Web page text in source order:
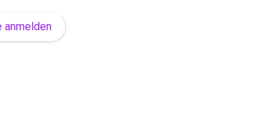
anmelden